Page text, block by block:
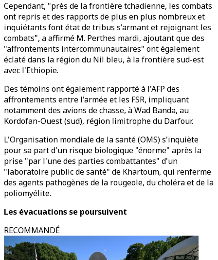
Cependant, "près de la frontière tchadienne, les combats
ont repris et des rapports de plus en plus nombreux et
inquiétants font état de tribus s'armant et rejoignant les
combats", a affirmé M. Perthes mardi, ajoutant que des
"affrontements intercommunautaires" ont également
éclaté dans la région du Nil bleu, à la frontière sud-est
avec l'Ethiopie.
Des témoins ont également rapporté à l'AFP des
affrontements entre l'armée et les FSR, impliquant
notamment des avions de chasse, à Wad Banda, au
Kordofan-Ouest (sud), région limitrophe du Darfour.
L'Organisation mondiale de la santé (OMS) s'inquiète
pour sa part d'un risque biologique "énorme" après la
prise "par l'une des parties combattantes" d'un
"laboratoire public de santé" de Khartoum, qui renferme
des agents pathogènes de la rougeole, du choléra et de la
poliomyélite.
Les évacuations se poursuivent
RECOMMANDÉ